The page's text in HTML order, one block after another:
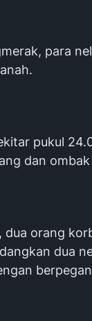
para
pukul
dan ombak
orang
dua